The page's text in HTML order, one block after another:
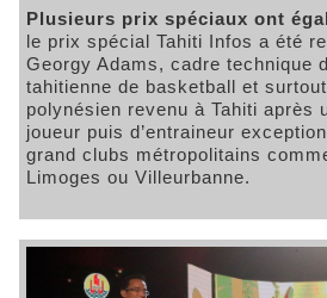
Plusieurs prix spéciaux ont
le prix spécial Tahiti Infos a été
Georgy Adams, cadre technique
tahitienne de basketball et
polynésien revenu à Tahiti après
joueur puis d’entraineur
grand clubs métropolitains
Limoges ou Villeurbanne.